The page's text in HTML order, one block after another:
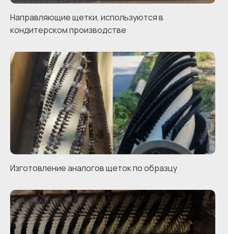
Направляющие щетки, используются в
кондитерском производстве
Изготовление аналогов щеток по образцу